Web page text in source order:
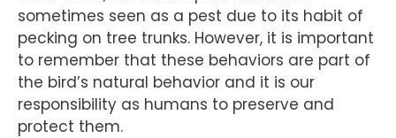
sometimes seen as a pest due to its habit of
pecking on tree trunks. However, it is important
to remember that these behaviors are part of
the bird’s natural behavior and it is our
responsibility as humans to preserve and
protect them.